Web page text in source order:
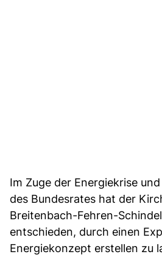
Im Zuge der Energiekrise
des Bundesrates hat der
Breitenbach-Fehren-
entschieden, durch einen
Energiekonzept erstellen zu